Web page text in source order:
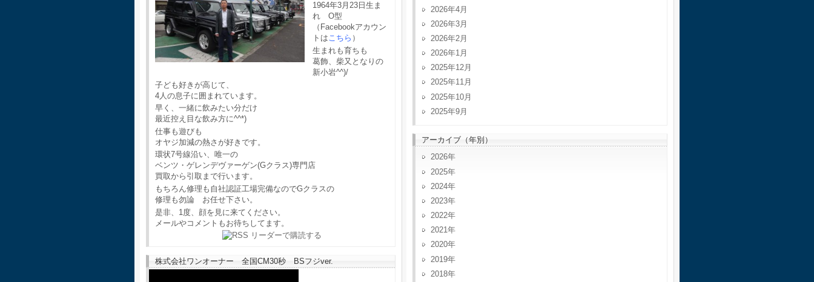
1964年3月23日生ま
れ O型
（Facebookアカウン
トはこちら ）
生まれも育ちも
葛飾、柴又となりの
新小岩^^)/
子ども好きが高じて、
4人の息子に囲まれています。
早く、一緒に飲みたい分だけ
最近控え目な飲み方に^^*)
仕事も遊びも
オヤジ加減の熱さが好きです。
環状7号線沿い、唯一の
ベンツ・ゲレンデヴァーゲン(Gクラス)専門店
買取から引取まで行います。
もちろん修理も自社認証工場完備なのでGクラスの
修理も勿論 お任せ下さい。
是非、1度、顔を見に来てください。
メールやコメントもお待ちしてます。
株式会社ワンオーナー 全国CM30秒 BSフジver.
2026年4月
2026年3月
2026年2月
2026年1月
2025年12月
2025年11月
2025年10月
2025年9月
アーカイブ（年別）
2026
2025
2024
2023
2022
2021
2020
2019
2018